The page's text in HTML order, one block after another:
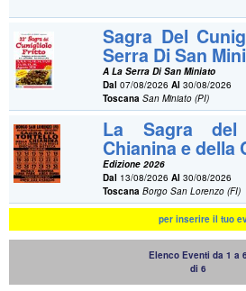
Sagra Del
Serra Di San
A La Serra Di San Miniato
Dal 07/08/2026Al 30/08/2026
Toscana San Miniato (PI)
La Sagra del
Chianina e della
Edizione 2026
Dal 13/08/2026Al 30/08/2026
Toscana Borgo San Lorenzo (FI)
per inserire il tuo
Elenco Eventi da 1 a 6
di 6